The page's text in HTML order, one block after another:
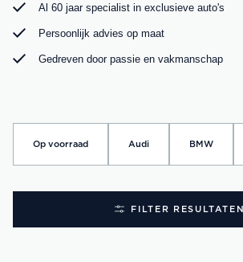
Al 60 jaar specialist in exclusieve auto's
Persoonlijk advies op maat
Gedreven door passie en vakmanschap
Op voorraad Audi BMW
FILTER RESULTATEN